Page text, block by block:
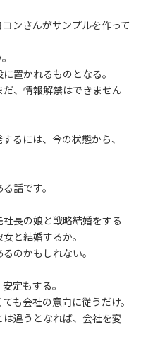
ンさんがサンプルを作って
置かれるものとなる。
、情報解禁はできません
るには、今の状態から、
話です。
長の娘と戦略結婚をする
と結婚するか。
のかもしれない。
定もする。
も会社の意向に従うだけ。
違うとなれば、会社を変